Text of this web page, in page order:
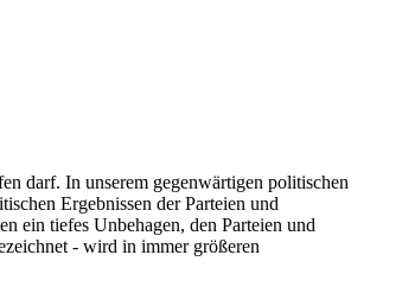
darf. In unserem gegenwärtigen politischen
Ergebnissen der Parteien und
ein tiefes Unbehagen, den Parteien und
- wird in immer größeren